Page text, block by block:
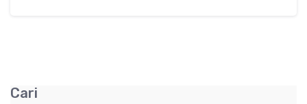
Cari